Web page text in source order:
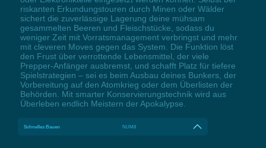
riskanten Erkundungstouren durch Minen oder Wälder
sichert die zuverlässige Lagerung deine mühsam
gesammelten Beeren und Fleischstücke, sodass du
weniger Zeit mit Vorratsmanagement verbringst und mehr
mit cleveren Moves gegen das System. Die Funktion löst
den Frust über verrottende Lebensmittel, der viele
Prepper-Anfänger ausbremst, und schafft Platz für tiefere
Spielstrategien – sei es beim Ausbau deines Bunkers, der
Vorbereitung auf den Atomkrieg oder dem Überlisten der
Behörden. Mit smarter Konservierungstechnik wird aus
Überleben endlich Meistern der Apokalypse.
Schnelles Bauen NUM8